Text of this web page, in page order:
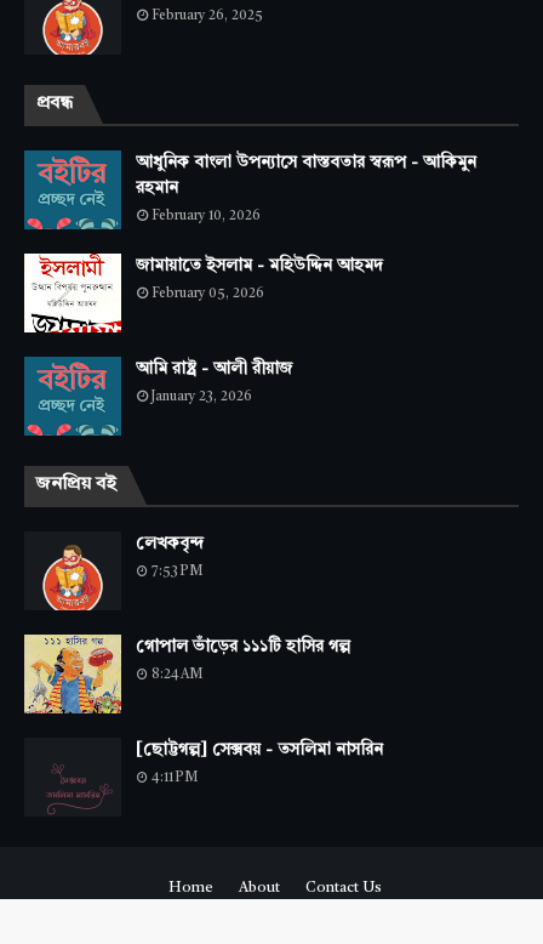
February 26, 2025
প্রবন্ধ
আধুনিক বাংলা উপন্যাসে বাস্তবতার স্বরূপ - আকিমুন
রহমান
February 10, 2026
জামায়াতে ইসলাম - মহিউদ্দিন আহমদ
February 05, 2026
আমি রাষ্ট্র - আলী রীয়াজ
January 23, 2026
জনপ্রিয় বই
লেখকবৃন্দ
7:53 PM
গোপাল ভাঁড়ের ১১১টি হাসির গল্প
8:24 AM
[ছোট্টগল্প] সেক্সবয় - তসলিমা নাসরিন
4:11 PM
Home About Contact Us